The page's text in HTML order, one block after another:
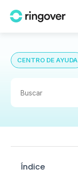
CENTRO DE AYUDA
Índice